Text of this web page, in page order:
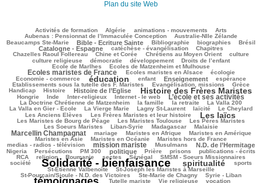
Plan du site Web
Activités de formation Algérie animations - mouvements Arts
Aubenas : Pensionnat de l’Immaculée Conception
129/2997 Australie-Nlle Zélande
108/2997
Beaucamps Ste-Marie
731/2997 Bible - Ecriture Sainte
82/2997 Bibliographie
493/2997 biographies
167/2997 Brésil
678/2997
Catalogne - Espagne catéchèse - évangélisation Chapitres
Chazelles Raoul Follereau
167/2997 Chine et Corée
243/2997 Chrétiens au Moyen Orient
468/2997 culture
38/2997
culture religieuse
démocratie développement Droits de l’enfant
Ecole de Marlhes
Ecoles de Matzenheim et Mulhouse
Ecoles maristes de France
296/2997 Ecoles maristes en Alsace
613/2997 écologie
Economie - commerce
1768/2997 éducation
196/2997 enfant
858/2997 Enseignement
278/2997 espérance
63/2997
Etablissements sous la tutelle des F. Maristes
203/2997 Evangélisation, missions
534/2997 Grèce
100/2997
Handicap
184/2997 Histoire
778/2997 Histoire de l’Eglise
1790/2997 Histoire des Frères Maristes
117/2997
Hongrie
24/2997 Inde
107/2997 Inter-religieux
229/2997 Internet - le web
1137/2997 L’école et ses activités
28/2997
La Doctrine Chrétienne de Matzenheim
348/2997 la famille
152/2997 la retraite
70/2997 La Valla 200
197/2997
La Valla en Gier - Ecole
624/2997 La Vierge Marie
414/2997 Lagny St-Laurent
240/2997 laïcité
250/2997 Le Cheylard
101/2997
Les Anciens Elèves
129/2997 Les Frères Maristes et leur histoire
1764/2997 Les laïcs
602/2997
Les Maristes de Bourg de Péage
321/2997 Les Maristes Toulouse
645/2997 Les Pères Maristes
466/2997
Les Soeurs Maristes
Liban-Syrie Madagascar Malaisie
Marcellin Champagnat
48/2997 mariage
335/2997 Maristes en Afrique
290/2997 Maristes en Amérique
385/2997
Maristes en Asie
Maristes en Océanie Maristes hors de France
medias - radios - télévision
1058/2997 mission mariste
83/2997 Musulmans
927/2997 N.D. de l’Hermitage
68/2997
Nigeria
146/2997 Persécutions
225/2997 PM 300
745/2997 politique
196/2997 Prière
107/2997 prisons
292/2997 publications - écrits
263/2997
RCA
233/2997 religion
47/2997 Roumanie
46/2997 sectes
96/2997 Sénégal
340/2997 SMSM - Soeurs Missionnaires
312/2997
société
2997/2997 Solidarité - bienfaisance
1692/2997 spiritualité
304/2997 sports
212/2997
St-Etienne Valbenoîte
St-Joseph les Maristes à Marseille
St-Pourçain/Sioule - N.D. des Victoires
112/2997 Ste-Marie de Chagny
38/2997 Syrie - Liban
2643/2997
Tutelle mariste Vie religieuse vocation